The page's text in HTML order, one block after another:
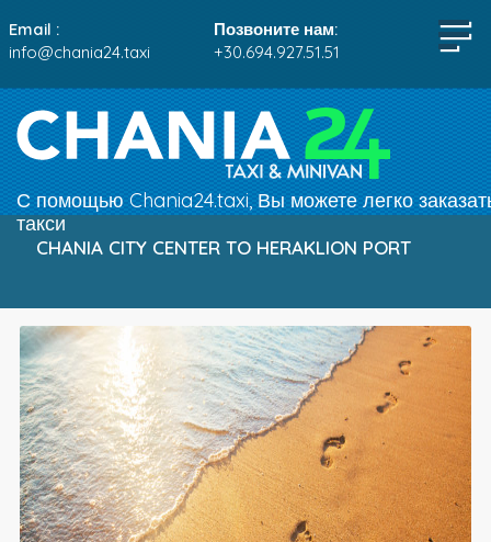
Email :
info@chania24.taxi
Позвоните нам:
+30.694.927.51.51
С помощью Chania24.taxi, Вы можете легко
такси
CHANIA CITY CENTER TO HERAKLION PORT